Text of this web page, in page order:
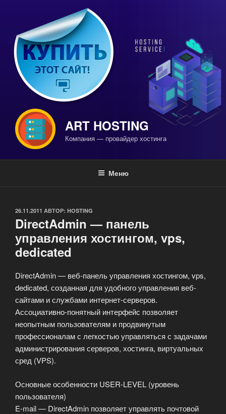
содержимому
ART HOSTING
Компания — провайдер хостинга
Меню
ОПУБЛИКОВАНО
26.11.2011 АВТОР: HOSTING
DirectAdmin — панель
управления хостингом, vps,
dedicated
DirectAdmin — веб-панель управления хостингом, vps,
dedicated, созданная для удобного управления веб-
сайтами и службами интернет-серверов.
Ассоциативно-понятный интерфейс позволяет
неопытным пользователям и продвинутым
профессионалам с легкостью управляться с задачами
администрирования серверов, хостинга, виртуальных
сред (VPS).
Основные особенности USER-LEVEL (уровень
пользователя)
E-mail — DirectAdmin позволяет управлять почтовой